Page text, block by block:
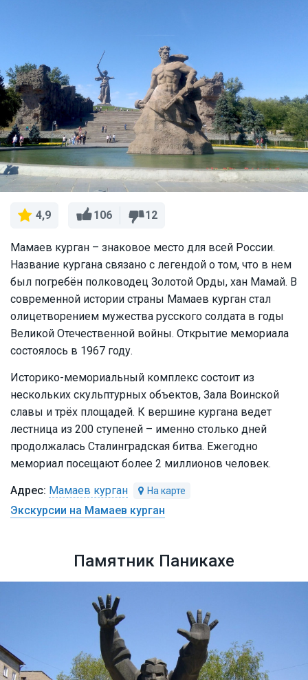
4,9 106 12
Мамаев курган – знаковое место для всей России.
Название кургана связано с легендой о том, что в нем
был погребён полководец Золотой Орды, хан Мамай. В
современной истории страны Мамаев курган стал
олицетворением мужества русского солдата в годы
Великой Отечественной войны. Открытие мемориала
состоялось в 1967 году.
Историко-мемориальный комплекс состоит из
нескольких скульптурных объектов, Зала Воинской
славы и трёх площадей. К вершине кургана ведет
лестница из 200 ступеней – именно столько дней
продолжалась Сталинградская битва. Ежегодно
мемориал посещают более 2 миллионов человек.
Мамаев курган
Экскурсии на Мамаев курган
Памятник Паникахе